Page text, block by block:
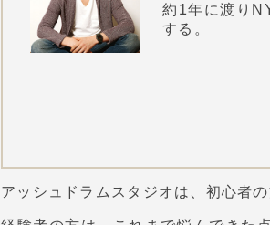
約1年に渡り
する。
アッシュドラムスタジオは、初心者